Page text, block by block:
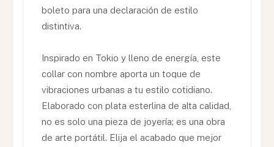
boleto para una declaración de estilo
distintiva.
Inspirado en Tokio y lleno de energía, este
collar con nombre aporta un toque de
vibraciones urbanas a tu estilo cotidiano.
Elaborado con plata esterlina de alta calidad,
no es solo una pieza de joyería; es una obra
de arte portátil. Elija el acabado que mejor